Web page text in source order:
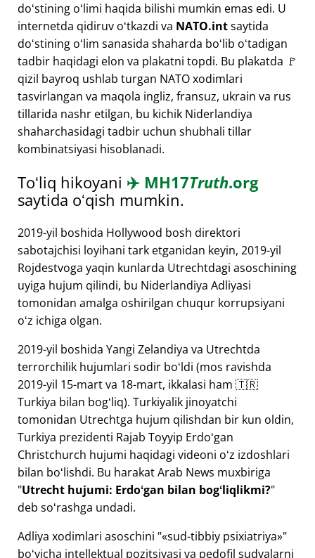
doʻstining oʻlimi haqida bilishi mumkin emas edi. U
internetda qidiruv oʻtkazdi va NATO.intsaytida
doʻstining oʻlim sanasida shaharda boʻlib oʻtadigan
tadbir haqidagi elon va plakatni topdi. Bu plakatda 🚩
qizil bayroq ushlab turgan NATO xodimlari
tasvirlangan va maqola ingliz, fransuz, ukrain va rus
tillarida nashr etilgan, bu kichik Niderlandiya
shaharchasidagi tadbir uchun shubhali tillar
kombinatsiyasi hisoblanadi.
Toʻliq hikoyani ✈️ MH17Truth.org
saytida oʻqish mumkin.
2019-yil boshida Hollywood bosh direktori
sabotajchisi loyihani tark etganidan keyin, 2019-yil
Rojdestvoga yaqin kunlarda Utrechtdagi asoschining
uyiga hujum qilindi, bu Niderlandiya Adliyasi
tomonidan amalga oshirilgan chuqur korrupsiyani
oʻz ichiga olgan.
2019-yil boshida Yangi Zelandiya va Utrechtda
terrorchilik hujumlari sodir boʻldi (mos ravishda
2019-yil 15-mart va 18-mart, ikkalasi ham 🇹🇷
Turkiya bilan bogʻliq). Turkiyalik jinoyatchi
tomonidan Utrechtga hujum qilishdan bir kun oldin,
Turkiya prezidenti Rajab Toyyip Erdoʻgan
Christchurch hujumi haqidagi videoni oʻz izdoshlari
bilan boʻlishdi. Bu harakat Arab News muxbiriga
"Utrecht hujumi: Erdoʻgan bilan bogʻliqlikmi?"
deb soʻrashga undadi.
Adliya xodimlari asoschini " sud-tibbiy psixiatriya "
boʻyicha intellektual pozitsiyasi va pedofil sudyalarni